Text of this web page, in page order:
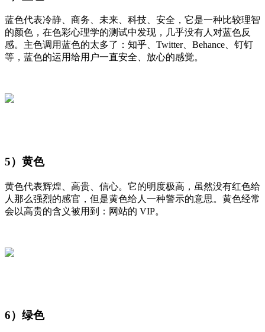
蓝色代表冷静、商务、未来、科技、安全，它是一种比较理智
的颜色，在色彩心理学的测试中发现，几乎没有人对蓝色反
感。主色调用蓝色的太多了：知乎、Twitter、Behance、钉钉
等，蓝色的运用给用户一直安全、放心的感觉。
5）黄色
黄色代表辉煌、高贵、信心。它的明度极高，虽然没有红色给
人那么强烈的感官，但是黄色给人一种警示的意思。黄色经常
会以高贵的含义被用到：网站的 VIP。
6）绿色